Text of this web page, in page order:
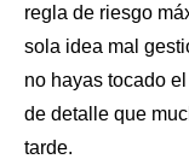
regla de riesgo
sola idea mal
no hayas tocado
de detalle que
tarde.